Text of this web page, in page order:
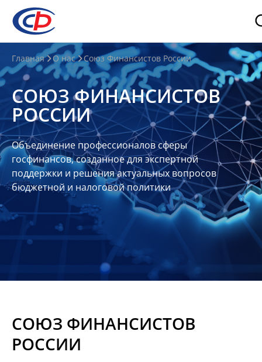
О
нас
О
СФР
Совет
Союза
Участники
Планы
отчеты
Контакты
Материалы
Главная О нас Союз Финансистов России
СОЮЗ ФИНАНСИСТОВ
РОССИИ
Объединение профессионалов сферы
госфинансов, созданное для экспертной
поддержки и решения актуальных вопросов
бюджетной и налоговой политики
СОЮЗ ФИНАНСИСТОВ
РОССИИ